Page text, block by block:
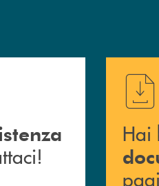
? Contattaci! Hai
Hai